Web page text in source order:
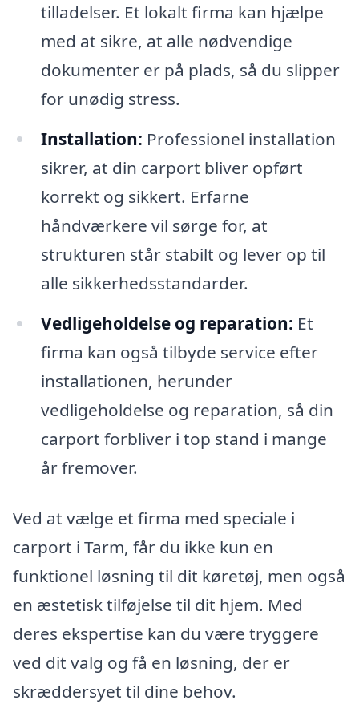
tilladelser. Et lokalt firma kan hjælpe
med at sikre, at alle nødvendige
dokumenter er på plads, så du slipper
for unødig stress.
Installation: Professionel installation
sikrer, at din carport bliver opført
korrekt og sikkert. Erfarne
håndværkere vil sørge for, at
strukturen står stabilt og lever op til
alle sikkerhedsstandarder.
Vedligeholdelse og reparation: Et
firma kan også tilbyde service efter
installationen, herunder
vedligeholdelse og reparation, så din
carport forbliver i top stand i mange
år fremover.
Ved at vælge et firma med speciale i
carport i Tarm, får du ikke kun en
funktionel løsning til dit køretøj, men også
en æstetisk tilføjelse til dit hjem. Med
deres ekspertise kan du være tryggere
ved dit valg og få en løsning, der er
skræddersyet til dine behov.